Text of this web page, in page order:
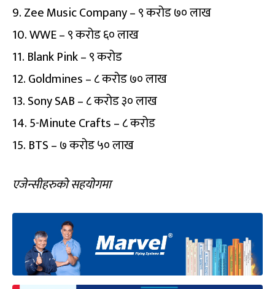
9. Zee Music Company – ९ करोड ७० लाख
10. WWE – ९ करोड ६० लाख
11. Blank Pink – ९ करोड
12. Goldmines – ८ करोड ७० लाख
13. Sony SAB – ८ करोड ३० लाख
14. 5-Minute Crafts – ८ करोड
15. BTS – ७ करोड ५० लाख
एजेन्सीहरुको सहयोगमा